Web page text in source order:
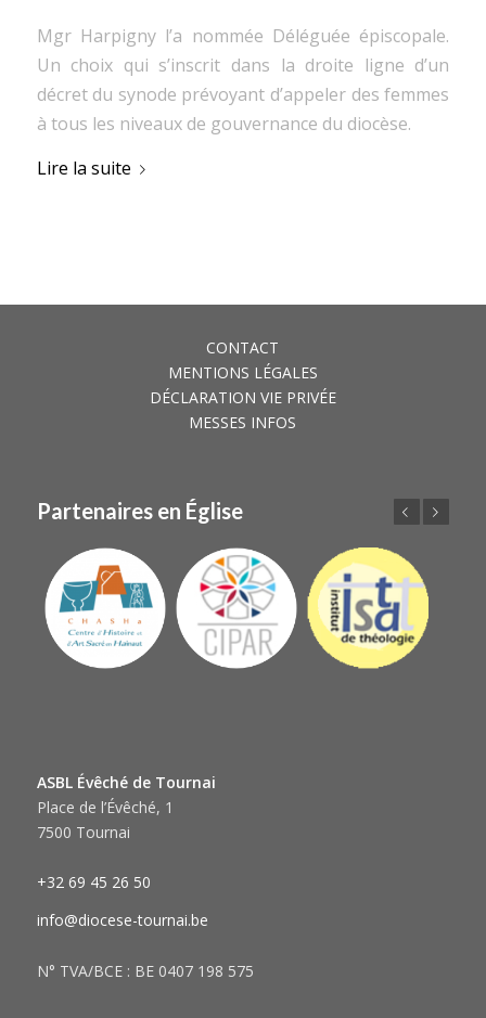
Mgr Harpigny l’a nommée Déléguée épiscopale.
Un choix qui s’inscrit dans la droite ligne d’un
décret du synode prévoyant d’appeler des femmes
à tous les niveaux de gouvernance du diocèse.
Lire la suite
CONTACT
MENTIONS LÉGALES
DÉCLARATION VIE PRIVÉE
MESSES INFOS
Partenaires en Église
ASBL Évêché de Tournai
Place de l’Évêché, 1
7500 Tournai
+32 69 45 26 50
info@diocese-tournai.be
N° TVA/BCE : BE 0407 198 575